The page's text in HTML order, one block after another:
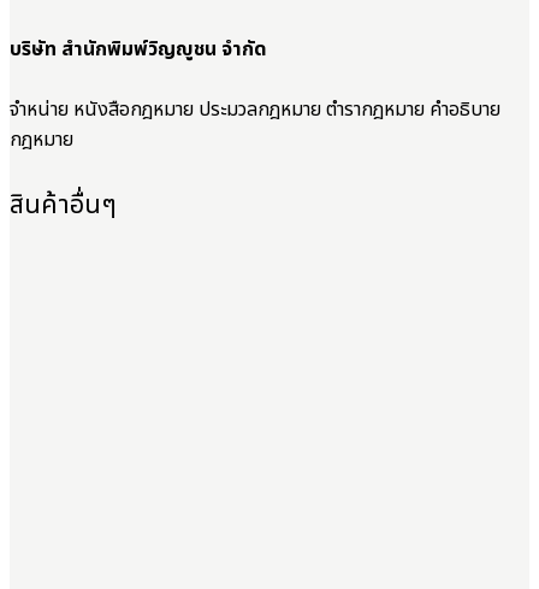
บริษัท สำนักพิมพ์วิญญูชน จำกัด
จำหน่าย หนังสือกฎหมาย ประมวลกฎหมาย ตำรากฎหมาย คำอธิบาย
กฎหมาย
สินค้าอื่นๆ